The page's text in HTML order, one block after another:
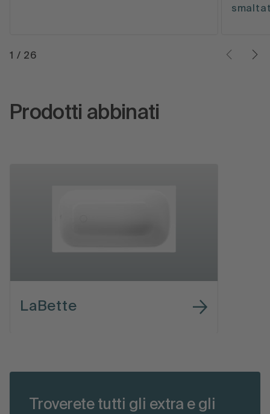
1 / 26
Prodotti abbinati
LaBette
Troverete tutti gli extra e gli